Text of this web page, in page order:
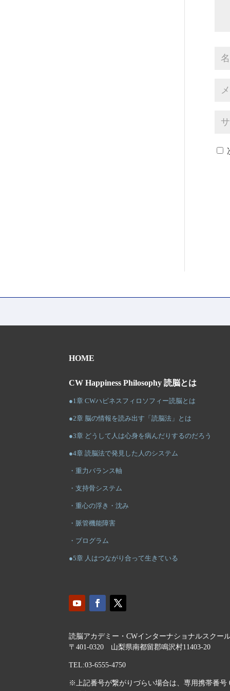
HOME
CW Happiness Philosophy 読脳とは
●1章 CWハピネスフィロソフィー読脳とは
●2章 脳の情報を読み出す「読脳法」とは
●3章 どうして人は心身を病んだりするのだろう
●4章 読脳法で発見した人のシステム
・重力バランス軸
・支持骨システム
・重心の浮き・沈み
・脈管機能障害
・プログラム
●5章 人はつながり合って生きている
読脳アカデミー・CWインターナショナルスクー
〒401-0320 山梨県南都留郡鳴沢村11403-20
TEL:03-6555-4750
※上記番号が繋がりづらい場合は、専用携帯番号